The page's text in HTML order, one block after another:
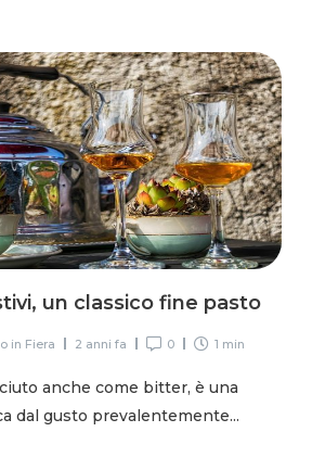
un classico fine pasto
in Fiera 2 anni fa 0 1 min
anche come bitter, è una
dal gusto prevalentemente...